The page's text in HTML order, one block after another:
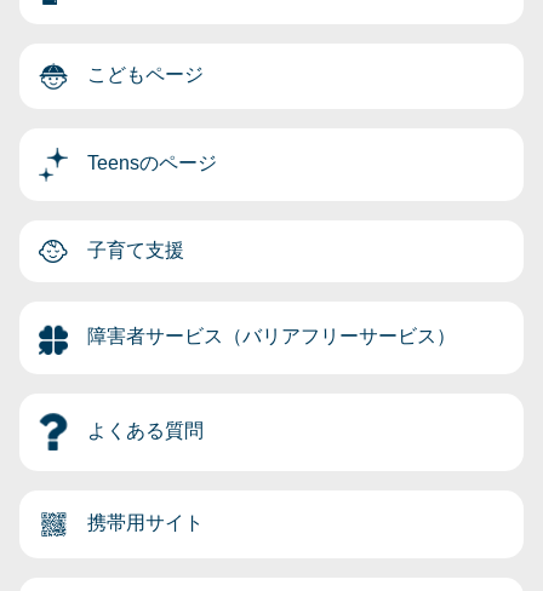
こどもページ
Teensのページ
子育て支援
障害者サービス（バリアフリーサービス）
よくある質問
携帯用サイト